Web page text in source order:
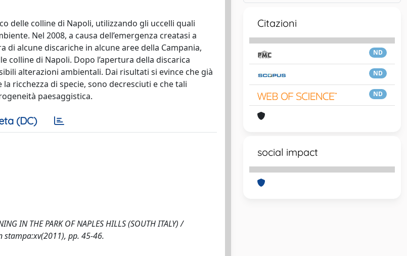
delle colline di Napoli, utilizzando gli uccelli quali
Nel 2008, a causa dell’emergenza creatasi a
alcune discariche in alcune aree della Campania,
colline di Napoli. Dopo l’apertura della discarica
alterazioni ambientali. Dai risultati si evince che già
ricchezza di specie, sono decresciuti e che tali
paesaggistica.
(DC)
IN THE PARK OF NAPLES HILLS (SOUTH ITALY) /
stampa:xv(2011), pp. 45-46.
Citazioni
ND
ND
ND
social impact